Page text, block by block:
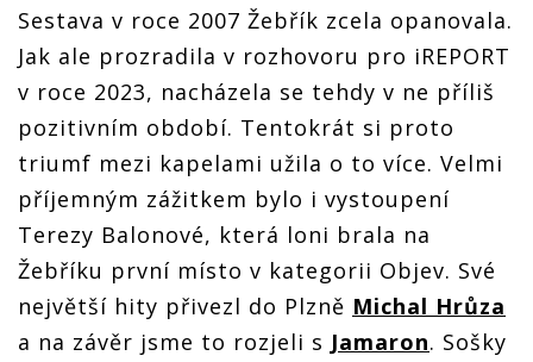
Sestava v roce 2007 Žebřík zcela opanovala.
Jak ale prozradila v rozhovoru pro iREPORT
v roce 2023, nacházela se tehdy v ne příliš
pozitivním období. Tentokrát si proto
triumf mezi kapelami užila o to více. Velmi
příjemným zážitkem bylo i vystoupení
Terezy Balonové, která loni brala na
Žebříku první místo v kategorii Objev. Své
největší hity přivezl do Plzně Michal Hrůza
a na závěr jsme to rozjeli s Jamaron. Sošky